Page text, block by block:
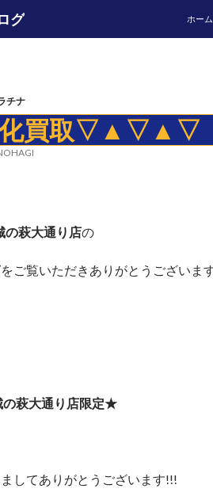
グ
ホー
チナ
買取▽▲▽▲▽
の萩大通り店の
ご覧いただきありがとうございま
萩大通り店限定★
してありがとうございます!!!